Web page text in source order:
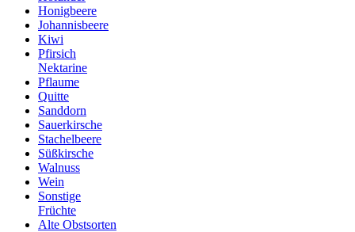
Honigbeere
Johannisbeere
Kiwi
Pfirsich
Nektarine
Pflaume
Quitte
Sanddorn
Sauerkirsche
Stachelbeere
Süßkirsche
Walnuss
Wein
Sonstige
Früchte
Alte Obstsorten